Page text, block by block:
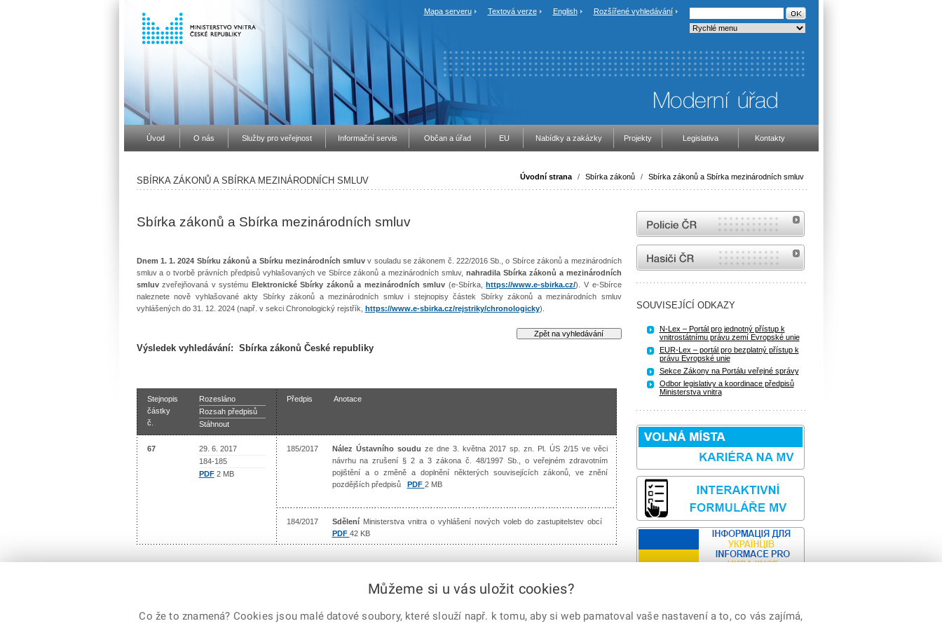
Mapa serveru Textová verze English Rozšířené vyhledávání
Úvod O nás Služby pro veřejnost Informační servis Občan a úřad EU Nabídky a zakázky Projekty Legislativa Kontakty
Úvodní strana / Sbírka zákonů / Sbírka zákonů a Sbírka mezinárodních smluv
SBÍRKA ZÁKONŮ A SBÍRKA MEZINÁRODNÍCH SMLUV
Sbírka zákonů a Sbírka mezinárodních smluv
Dnem 1. 1. 2024 Sbírku zákonů a Sbírku mezinárodních smluv v souladu se zákonem č. 222/2016 Sb., o Sbírce zákonů a mezinárodních
smluv a o tvorbě právních předpisů vyhlašovaných ve Sbírce zákonů a mezinárodních smluv, nahradila Sbírka zákonů a mezinárodních
smluvzveřejňovaná v systému Elektronické Sbírky zákonů a mezinárodních smluv (e-Sbírka,https://www.e-sbirka.cz/). V e-Sbírce
naleznete nově vyhlašované akty Sbírky zákonů a mezinárodních smluv i stejnopisy částek Sbírky zákonů a mezinárodních smluv
vyhlášených do 31. 12. 2024 (např. v sekci Chronologický rejstřík, https://www.e-sbirka.cz/rejstriky/chronologicky).
Výsledek vyhledávání: Sbírka zákonů České republiky
Stejnopis
částky
č.
Rozesláno
Rozsah předpisů
Stáhnout
Předpis Anotace
67
29. 6. 2017
184-185
PDF2 MB
185/2017 Nález Ústavního soudu ze dne 3. května 2017 sp. zn. Pl. ÚS 2/15 ve věci
návrhu na zrušení § 2 a 3 zákona č. 48/1997 Sb., o veřejném zdravotním
pojištění a o změně a doplnění některých souvisejících zákonů, ve znění
pozdějších předpisů PDF 2 MB
184/2017 SděleníMinisterstva vnitra o vyhlášení nových voleb do zastupitelstev obcí
PDF 42 KB
internetové stránky Policie ČR
internetové stránky Hasiči ČR
SOUVISEJÍCÍ ODKAZY
N-Lex – Portál pro jednotný přístup k
vnitrostátnímu právu zemí Evropské unie
EUR-Lex – portál pro bezplatný přístup k
právu Evropské unie
Sekce Zákony na Portálu veřejné správy
Odbor legislativy a koordinace předpisů
Ministerstva vnitra
Můžeme si u vás uložit cookies?
Co že to znamená? Cookies jsou malé datové soubory, které slouží např. k tomu, aby si web pamatoval vaše nastavení a to, co vás zajímá,